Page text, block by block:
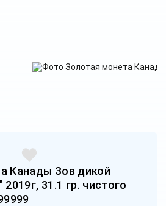
Канады Зов дикой
31.1 гр. чистого